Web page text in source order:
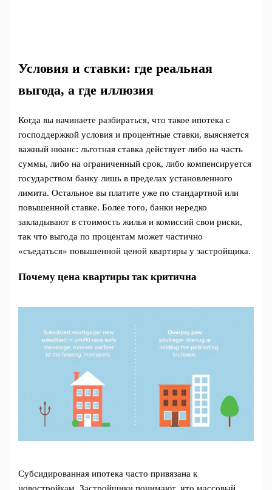
Условия и ставки: где реальная
выгода, а где иллюзия
Когда вы начинаете разбираться, что такое ипотека с
господдержкой условия и процентные ставки, выясняется
важный нюанс: льготная ставка действует либо на часть
суммы, либо на ограниченный срок, либо компенсируется
государством банку лишь в пределах установленного
лимита. Остальное вы платите уже по стандартной или
повышенной ставке. Более того, банки нередко
закладывают в стоимость жилья и комиссий свои риски,
так что выгода по процентам может частично
«съедаться» повышенной ценой квартиры у застройщика.
Почему цена квартиры так критична
Субсидированная ипотека часто привязана к